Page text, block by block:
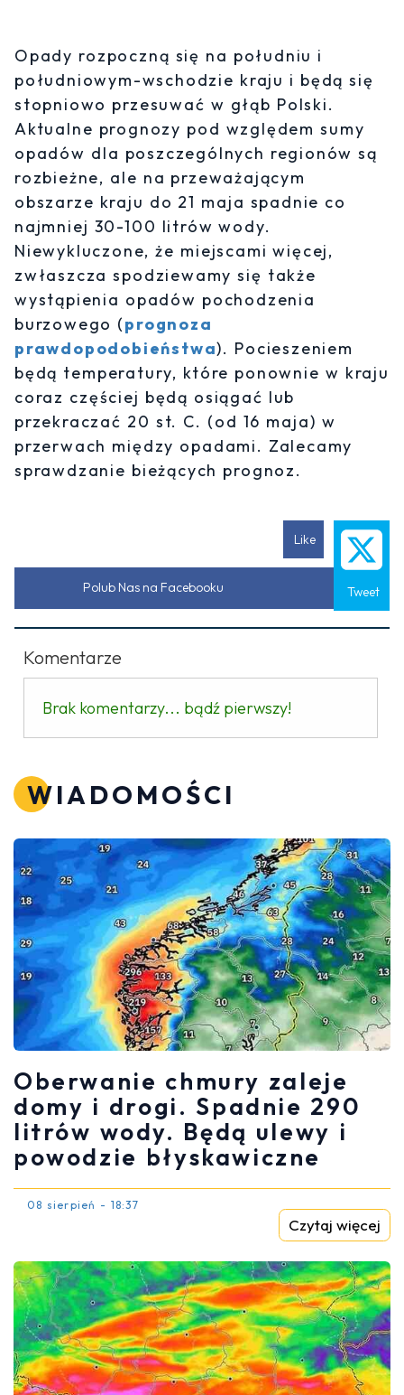
Opady rozpoczną się na południu i
południowym-wschodzie kraju i będą się
stopniowo przesuwać w głąb Polski.
Aktualne prognozy pod względem sumy
opadów dla poszczególnych regionów są
rozbieżne, ale na przeważającym
obszarze kraju do 21 maja spadnie co
najmniej 30-100 litrów wody.
Niewykluczone, że miejscami więcej,
zwłaszcza spodziewamy się także
wystąpienia opadów pochodzenia
burzowego (prognoza
prawdopodobieństwa). Pocieszeniem
będą temperatury, które ponownie w kraju
coraz częściej będą osiągać lub
przekraczać 20 st. C. (od 16 maja) w
przerwach między opadami. Zalecamy
sprawdzanie bieżących prognoz.
Like
Tweet
Polub Nas na Facebooku
Komentarze
Brak komentarzy... bądź pierwszy!
WIADOMOŚCI
Oberwanie chmury zaleje
domy i drogi. Spadnie 290
litrów wody. Będą ulewy i
powodzie błyskawiczne
08 sierpień - 18:37
Czytaj więcej